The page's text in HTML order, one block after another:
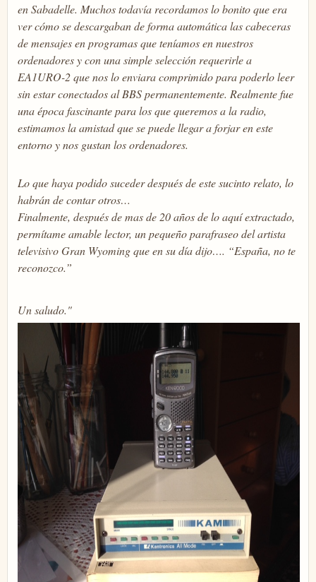
en Sabadelle. Muchos todavía recordamos lo bonito que era
ver cómo se descargaban de forma automática las cabeceras
de mensajes en programas que teníamos en nuestros
ordenadores y con una simple selección requerirle a
EA1URO-2 que nos lo enviara comprimido para poderlo leer
sin estar conectados al BBS permanentemente. Realmente fue
una época fascinante para los que queremos a la radio,
estimamos la amistad que se puede llegar a forjar en este
entorno y nos gustan los ordenadores.
Lo que haya podido suceder después de este sucinto relato, lo
habrán de contar otros…
Finalmente, después de mas de 20 años de lo aquí extractado,
permítame amable lector, un pequeño parafraseo del artista
televisivo Gran Wyoming que en su día dijo…. “España, no te
reconozco.”
Un saludo."